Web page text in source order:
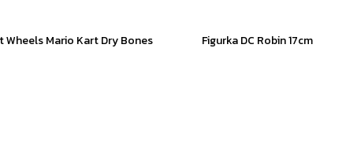
Wheels Mario Kart Dry Bones Figurka DC Robin 17cm